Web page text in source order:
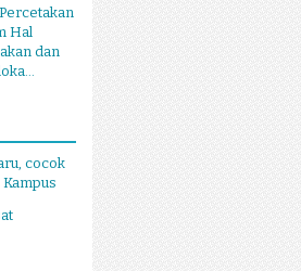
Hal
dan
cocok